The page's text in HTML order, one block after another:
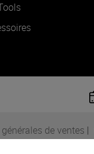
de ventes |